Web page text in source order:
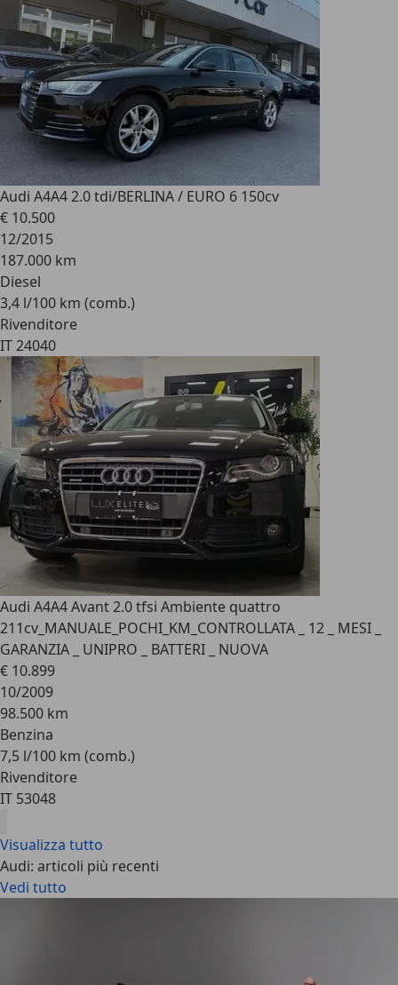
Audi A4A4 2.0 tdi/BERLINA / EURO 6 150cv
€ 10.500
12/2015
187.000 km
Diesel
3,4 l/100 km (comb.)
Rivenditore
IT 24040
Audi A4A4 Avant 2.0 tfsi Ambiente quattro
211cv_MANUALE_POCHI_KM_CONTROLLATA _ 12 _ MESI _
GARANZIA _ UNIPRO _ BATTERI _ NUOVA
€ 10.899
10/2009
98.500 km
Benzina
7,5 l/100 km (comb.)
Rivenditore
IT 53048
Visualizza tutto
Audi: articoli più recenti
Vedi tutto